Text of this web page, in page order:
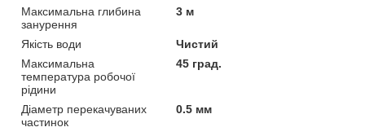
Максимальна глибина
занурення
3 м
Якість води
Чистий
Максимальна
температура робочої
рідини
45 град.
Діаметр перекачуваних
частинок
0.5 мм